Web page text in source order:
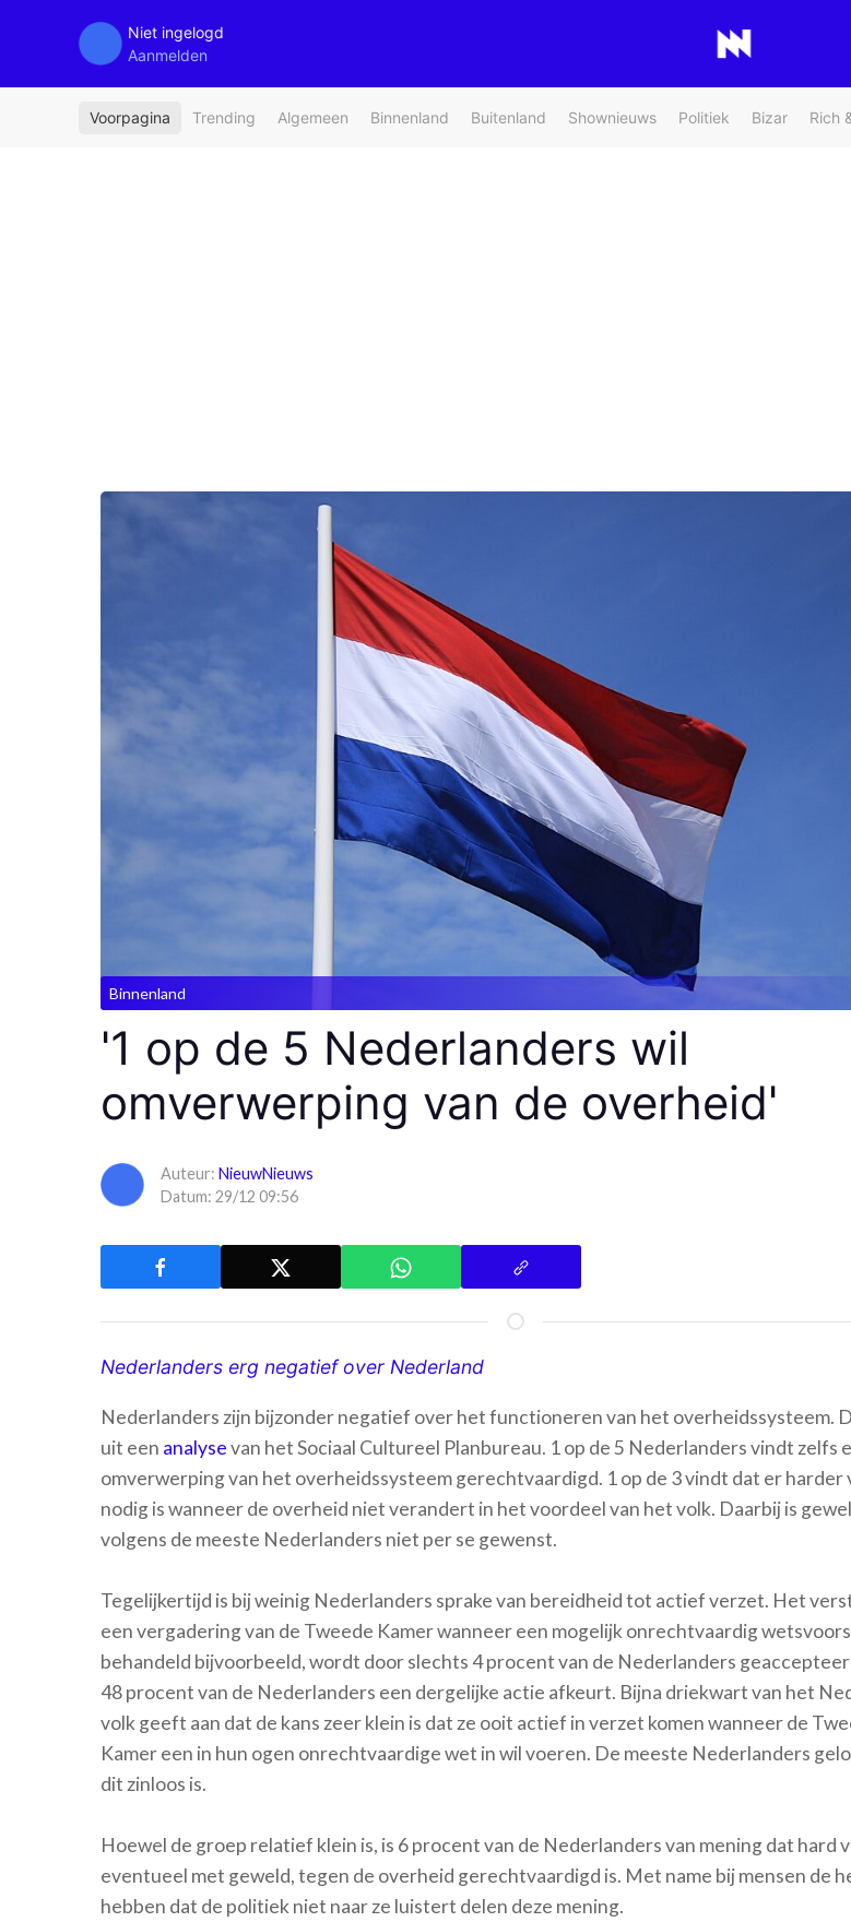
Niet ingelogd
Aanmelden
Voorpagina Trending Algemeen Binnenland Buitenland Shownieuws Politiek Bizar Rich
Binnenland
'1 op de 5 Nederlanders wil
omverwerping van de overheid'
Auteur: NieuwNieuws
Datum: 29/12 09:56
Nederlanders erg negatief over Nederland
Nederlanders zijn bijzonder negatief over het functioneren van het overheidssysteem.
uit een analysevan het Sociaal Cultureel Planbureau. 1 op de 5 Nederlanders vindt zelfs
omverwerping van het overheidssysteem gerechtvaardigd. 1 op de 3 vindt dat er harder
nodig is wanneer de overheid niet verandert in het voordeel van het volk. Daarbij is
volgens de meeste Nederlanders niet per se gewenst.
Tegelijkertijd is bij weinig Nederlanders sprake van bereidheid tot actief verzet. Het
een vergadering van de Tweede Kamer wanneer een mogelijk onrechtvaardig
behandeld bijvoorbeeld, wordt door slechts 4 procent van de Nederlanders
48 procent van de Nederlanders een dergelijke actie afkeurt. Bijna driekwart van het
volk geeft aan dat de kans zeer klein is dat ze ooit actief in verzet komen wanneer de
Kamer een in hun ogen onrechtvaardige wet in wil voeren. De meeste Nederlanders
dit zinloos is.
Hoewel de groep relatief klein is, is 6 procent van de Nederlanders van mening dat hard
eventueel met geweld, tegen de overheid gerechtvaardigd is. Met name bij mensen de
hebben dat de politiek niet naar ze luistert delen deze mening.